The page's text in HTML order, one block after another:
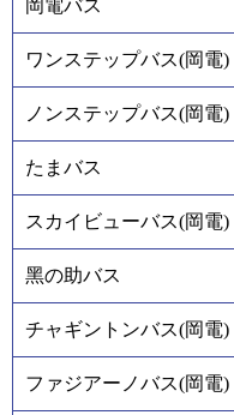
岡電バス
ワンステップバス(岡電)
ノンステップバス(岡電)
たまバス
スカイビューバス(岡電)
黑の助バス
チャギントンバス(岡電)
ファジアーノバス(岡電)